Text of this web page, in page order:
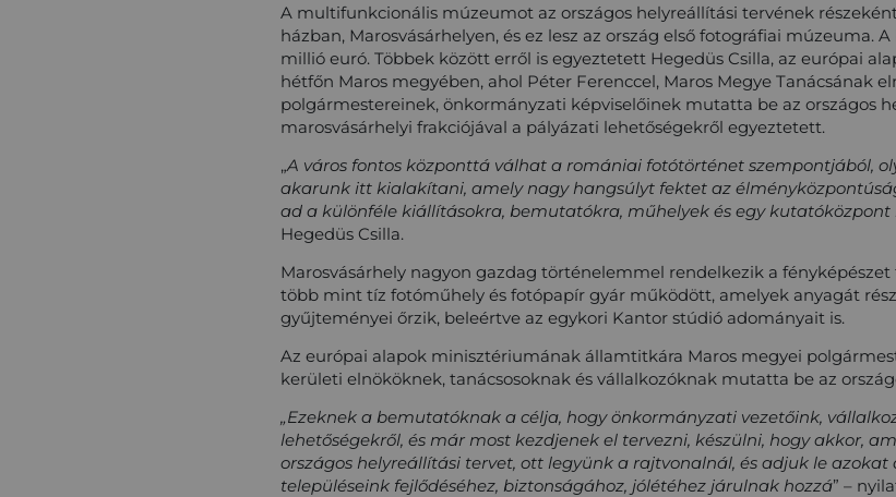
A multifunkcionális múzeumot az országos helyreállítási tervének
házban, Marosvásárhelyen, és ez lesz az ország első fotográfiai múzeuma.
millió euró. Többek között erről is egyeztetett Hegedüs Csilla, az európai
hétfőn Maros megyében, ahol Péter Ferenccel, Maros Megye Tanácsának
polgármestereinek, önkormányzati képviselőinek mutatta be az országos
marosvásárhelyi frakciójával a pályázati lehetőségekről egyeztetett.
„A város fontos központtá válhat a romániai fotótörténet szempontjából,
akarunk itt kialakítani, amely nagy hangsúlyt fektet az
ad a különféle kiállításokra, bemutatókra, műhelyek és egy kutatóközpont
Hegedüs Csilla.
Marosvásárhely nagyon gazdag történelemmel rendelkezik a fényképészet
több mint tíz fotóműhely és fotópapír gyár működött, amelyek anyagát
gyűjteményei őrzik, beleértve az egykori Kantor stúdió adományait is.
Az európai alapok minisztériumának államtitkára Maros megyei
kerületi elnököknek, tanácsosoknak és vállalkozóknak mutatta be az
„Ezeknek a bemutatóknak a célja, hogy önkormányzati vezetőink,
lehetőségekről, és már most kezdjenek el tervezni, készülni, hogy akkor,
országos helyreállítási tervet, ott legyünk a rajtvonalnál, és adjuk le
településeink fejlődéséhez, biztonságához, jólétéhez járulnak hozzá” –